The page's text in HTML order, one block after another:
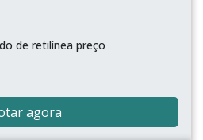
de retilínea preço
agora